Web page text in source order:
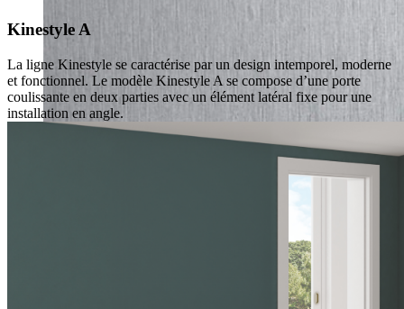
Kinestyle A
La ligne Kinestyle se caractérise par un design intemporel, moderne
et fonctionnel. Le modèle Kinestyle A se compose d’une porte
coulissante en deux parties avec un élément latéral fixe pour une
installation en angle.